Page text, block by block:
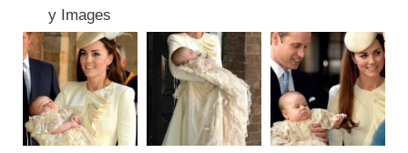
y Images